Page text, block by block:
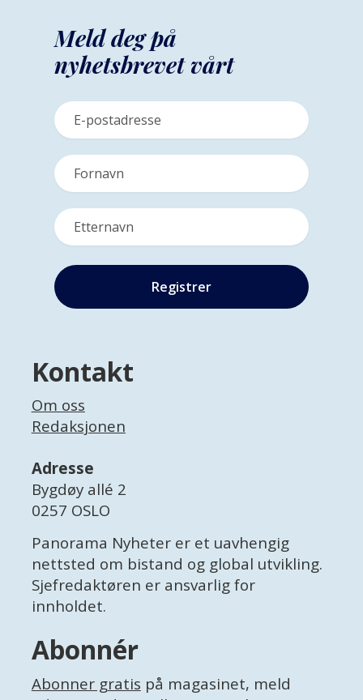
Meld deg på
nyhetsbrevet vårt
Kontakt
Om oss
Redaksjonen
Adresse
Bygdøy allé 2
0257 OSLO
Panorama Nyheter er et uavhengig
nettsted om bistand og global utvikling.
Sjefredaktøren er ansvarlig for
innholdet.
Abonnér
Abonner gratis på magasinet, meld